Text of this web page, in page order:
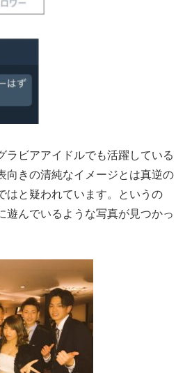
ラビアアイドルでも活躍している
向きの清純なイメージとは真逆の
はと疑われています。というの
遊んでいるような写真が見つかっ